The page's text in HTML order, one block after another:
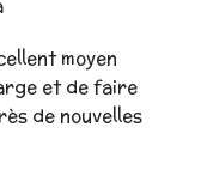
moyen
et de faire
de nouvelles